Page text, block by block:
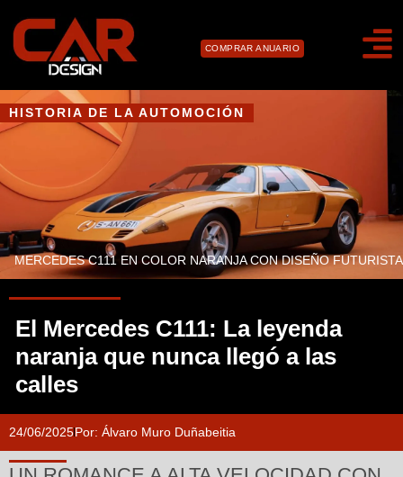
COMPRAR ANUARIO
HISTORIA DE LA AUTOMOCIÓN
MERCEDES C111 EN COLOR NARANJA CON DISEÑO FUTURISTA
El Mercedes C111: La leyenda
naranja que nunca llegó a las
calles
24/06/2025Por: Álvaro Muro Duñabeitia